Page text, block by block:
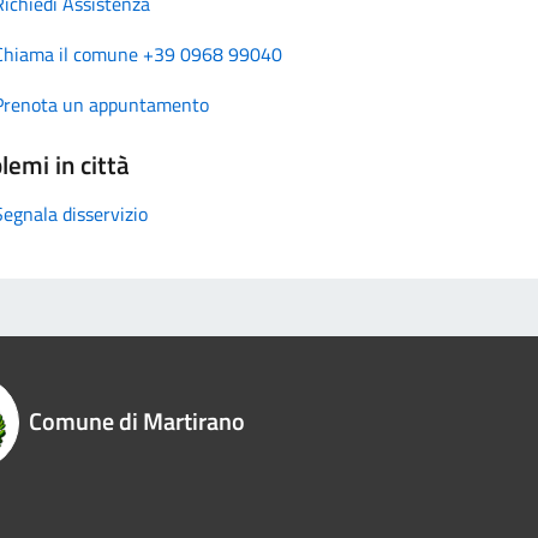
il comune +39 0968 99040
un appuntamento
in città
disservizio
Comune di Martirano